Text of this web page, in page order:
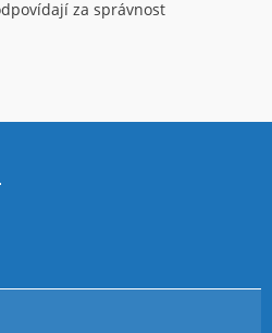
za správnost